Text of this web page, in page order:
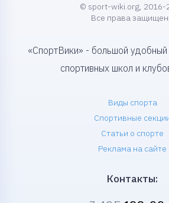
© sport-wiki.org, 2016-
Все права
«СпортВики» - большой удобный
спортивных школ и
Виды спорта
Спортивные
Статьи о спорте
Реклама на сайте
Контакты: